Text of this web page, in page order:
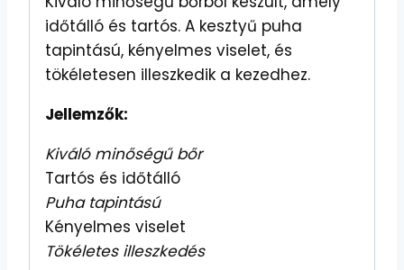
időtálló és tartós. A kesztyű puha
tapintású, kényelmes viselet, és
tökéletesen illeszkedik a kezedhez.
Jellemzők:
Kiváló minőségű bőr
Tartós és időtálló
Puha tapintású
Kényelmes viselet
Tökéletes illeszkedés